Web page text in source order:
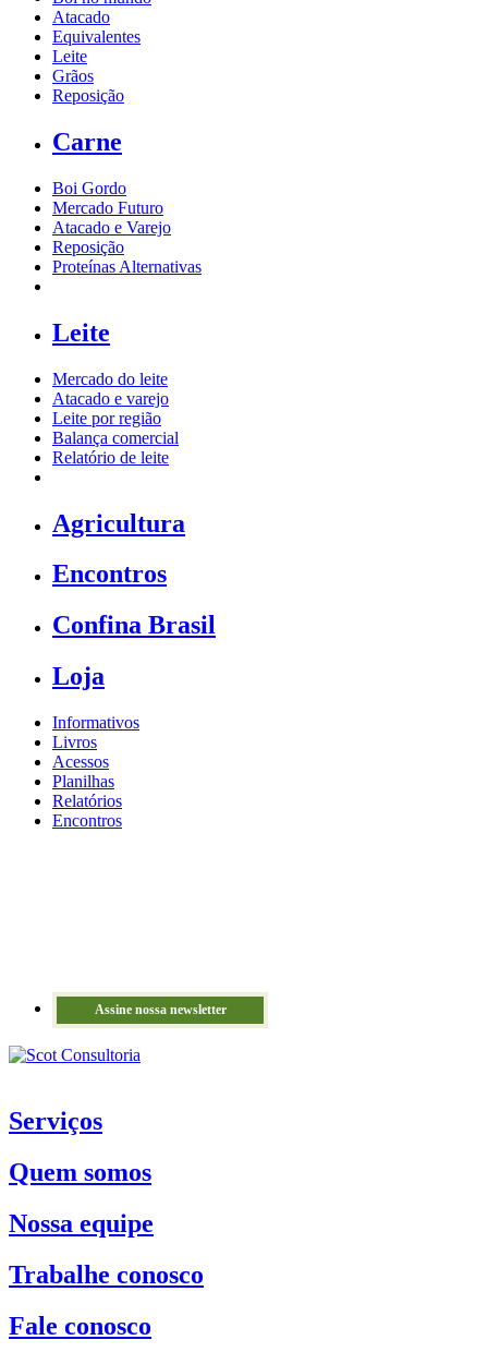
Atacado
Equivalentes
Leite
Grãos
Reposição
Carne
Boi Gordo
Mercado Futuro
Atacado e Varejo
Reposição
Proteínas Alternativas
Leite
Mercado do leite
Atacado e varejo
Leite por região
Balança comercial
Relatório de leite
Agricultura
Encontros
Confina Brasil
Loja
Informativos
Livros
Acessos
Planilhas
Relatórios
Encontros
Assine nossa newsletter
Serviços
Quem somos
Nossa equipe
Trabalhe conosco
Fale conosco